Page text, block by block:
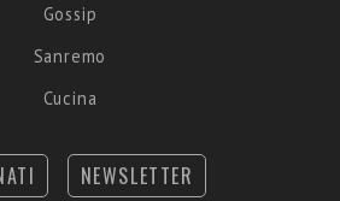
Gossip
Sanremo
Cucina
NEWSLETTER